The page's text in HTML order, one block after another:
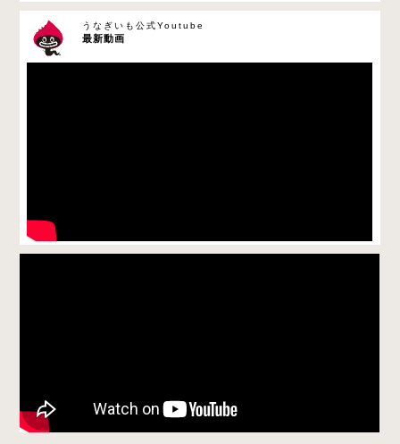
最新動画
うなぎいも公式Youtube